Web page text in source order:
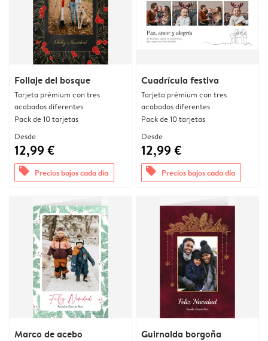
Follaje del bosque
Tarjeta prémium con tres
acabados diferentes
Pack de 10 tarjetas
Desde
12,99 €
offers Precios bajos cada día
Cuadrícula festiva
Tarjeta prémium con tres
acabados diferentes
Pack de 10 tarjetas
Desde
12,99 €
offers Precios bajos cada día
Marco de acebo Guirnalda borgoña